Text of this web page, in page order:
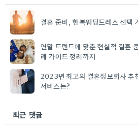
결혼 준비, 한복웨딩드레스 선택
연말 트렌드에 맞춘 현실적 결혼
례 가이드 정리까지
2023년 최고의 결혼정보회사 추
서비스는?
최근 댓글